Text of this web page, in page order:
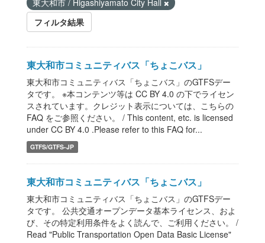
東大和市 / Higashiyamato City Hall
フィルタ結果
東大和市コミュニティバス「ちょこバス」
東大和市コミュニティバス「ちょこバス」のGTFSデー
タです。 ※本コンテンツ等は CC BY 4.0 の下でライセン
スされています。クレジット表示については、こちらの
FAQ をご参照ください。 / This content, etc. is licensed
under CC BY 4.0 .Please refer to this FAQ for...
GTFS/GTFS-JP
東大和市コミュニティバス「ちょこバス」
東大和市コミュニティバス「ちょこバス」のGTFSデー
タです。 公共交通オープンデータ基本ライセンス、およ
び、その特定利用条件をよく読んで、ご利用ください。 /
Read "Public Transportation Open Data Basic License"